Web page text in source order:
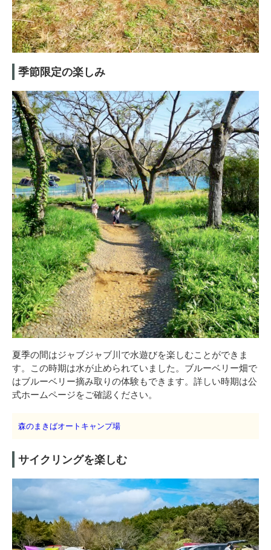
季節限定の楽しみ
夏季の間はジャブジャブ川で水遊びを楽しむことができま
す。この時期は水が止められていました。ブルーベリー畑で
はブルーベリー摘み取りの体験もできます。詳しい時期は公
式ホームページをご確認ください。
森のまきばオートキャンプ場
サイクリングを楽しむ